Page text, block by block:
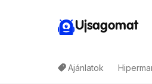
Ujsagomat
Ajánlatok